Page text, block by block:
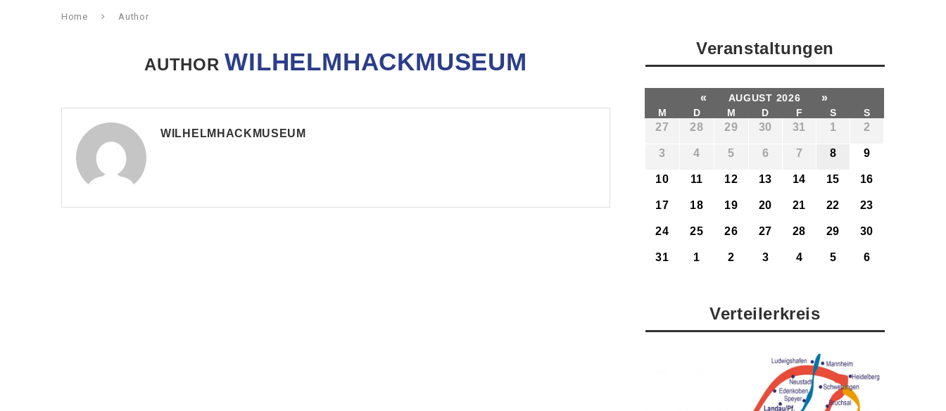
Home Author
AUTHOR WILHELMHACKMUSEUM
WILHELMHACKMUSEUM
Veranstaltungen
« AUGUST 2026 »
M D M D F S S
27 28 29 30 31 1 2
3 4 5 6 7 8 9
10 11 12 13 14 15 16
17 18 19 20 21 22 23
24 25 26 27 28 29 30
31 1 2 3 4 5 6
Verteilerkreis